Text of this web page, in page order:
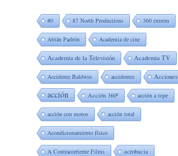
#0 87 North Productions 360 extrem
Abián Padrón Academia de cine
Academia de la Televisión Academia TV
Accidente Baldwin accidentes Acciones
acción Acción 360º acción a tope
acción con motos acción total
Acondicionamiento físico
A Contracorriente Films acrobacia